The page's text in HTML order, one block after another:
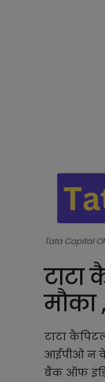
Tata Capital
मौका
टाटा
आईपीओ न
बैंक ऑफ